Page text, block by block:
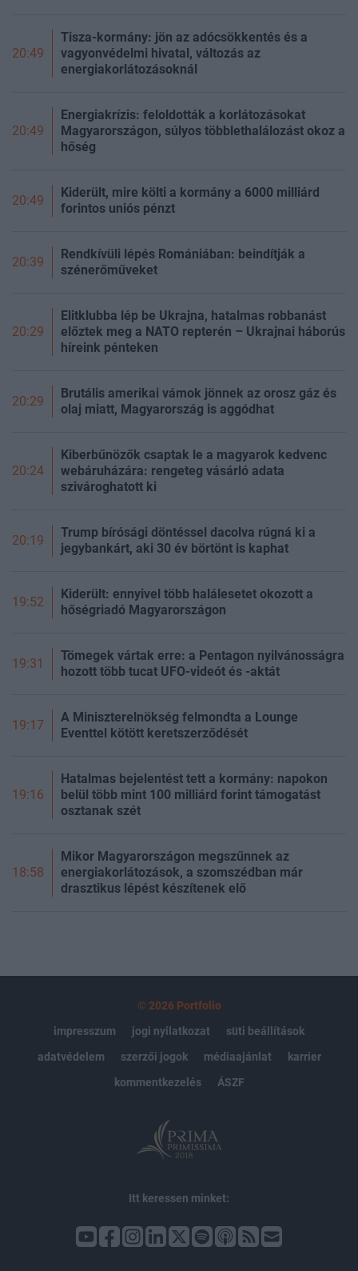
20:49
Tisza-kormány: jön az adócsökkentés és a
vagyonvédelmi hivatal, változás az
energiakorlátozásoknál
20:49
Energiakrízis: feloldották a korlátozásokat
Magyarországon, súlyos többlethalálozást okoz a
hőség
20:49
Kiderült, mire költi a kormány a 6000 milliárd
forintos uniós pénzt
20:39
Rendkívüli lépés Romániában: beindítják a
szénerőműveket
20:29
Elitklubba lép be Ukrajna, hatalmas robbanást
előztek meg a NATO repterén – Ukrajnai háborús
híreink pénteken
20:29
Brutális amerikai vámok jönnek az orosz gáz és
olaj miatt, Magyarország is aggódhat
20:24
Kiberbűnözők csaptak le a magyarok kedvenc
webáruházára: rengeteg vásárló adata
szivároghatott ki
20:19
Trump bírósági döntéssel dacolva rúgná ki a
jegybankárt, aki 30 év börtönt is kaphat
19:52
Kiderült: ennyivel több halálesetet okozott a
hőségriadó Magyarországon
19:31
Tömegek vártak erre: a Pentagon nyilvánosságra
hozott több tucat UFO-videót és -aktát
19:17
A Miniszterelnökség felmondta a Lounge
Eventtel kötött keretszerződését
19:16
Hatalmas bejelentést tett a kormány: napokon
belül több mint 100 milliárd forint támogatást
osztanak szét
18:58
Mikor Magyarországon megszűnnek az
energiakorlátozások, a szomszédban már
drasztikus lépést készítenek elő
© 2026 Portfolio
impresszum
jogi nyilatkozat
süti beállítások
adatvédelem
szerzői jogok médiaajánlat
karrier
kommentkezelés
ÁSZF
Itt keressen minket: